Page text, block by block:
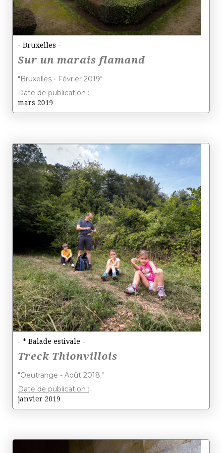
- Bruxelles -
Sur un marais flamand
"Bruxelles - Février 2019"
Date de publication :
mars 2019
- * Balade estivale -
Treck Thionvillois
"Oeutrange - Août 2018 "
Date de publication :
janvier 2019